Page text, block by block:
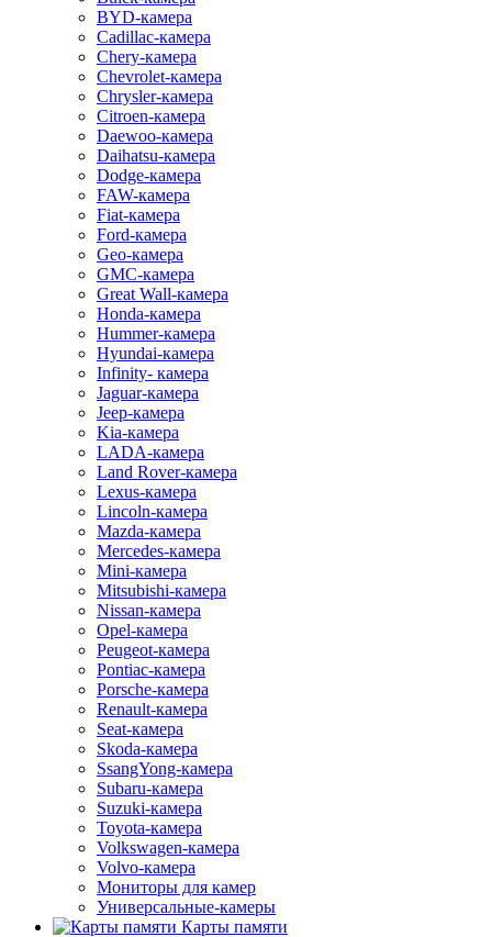
BYD-камера
Cadillac-камера
Chery-камера
Chevrolet-камера
Chrysler-камера
Citroen-камера
Daewoo-камера
Daihatsu-камера
Dodge-камера
FAW-камера
Fiat-камера
Ford-камера
Geo-камера
GMC-камера
Great Wall-камера
Honda-камера
Hummer-камера
Hyundai-камера
Infinity- камера
Jaguar-камера
Jeep-камера
Kia-камера
LADA-камера
Land Rover-камера
Lexus-камера
Lincoln-камера
Mazda-камера
Mercedes-камера
Mini-камера
Mitsubishi-камера
Nissan-камера
Opel-камера
Peugeot-камера
Pontiac-камера
Porsche-камера
Renault-камера
Seat-камера
Skoda-камера
SsangYong-камера
Subaru-камера
Suzuki-камера
Toyota-камера
Volkswagen-камера
Volvo-камера
Мониторы для камер
Универсальные-камеры
Карты памяти